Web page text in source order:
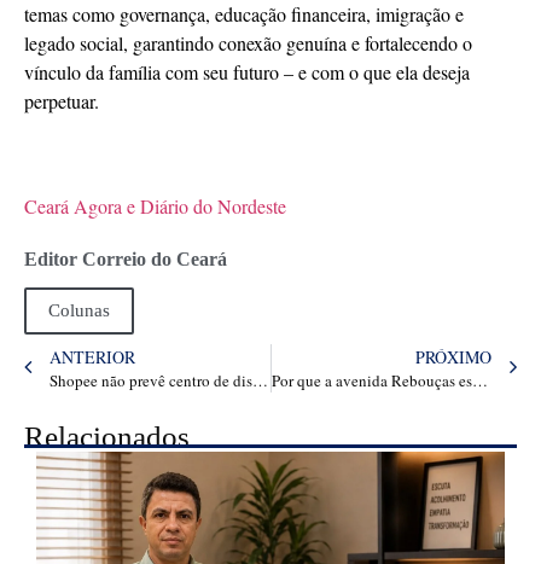
temas como governança, educação financeira, imigração e
legado social, garantindo conexão genuína e fortalecendo o
vínculo da família com seu futuro – e com o que ela deseja
perpetuar.
Ceará Agora e Diário do Nordeste
Editor Correio do Ceará
Colunas
ANTERIOR
Shopee não prevê centro de distribuição no Ceará e prioriza Bahia e Pernambuco – Negócios
PRÓXIMO
Por que a avenida Rebouças está se tornando a “nova” Faria Lima
Relacionados